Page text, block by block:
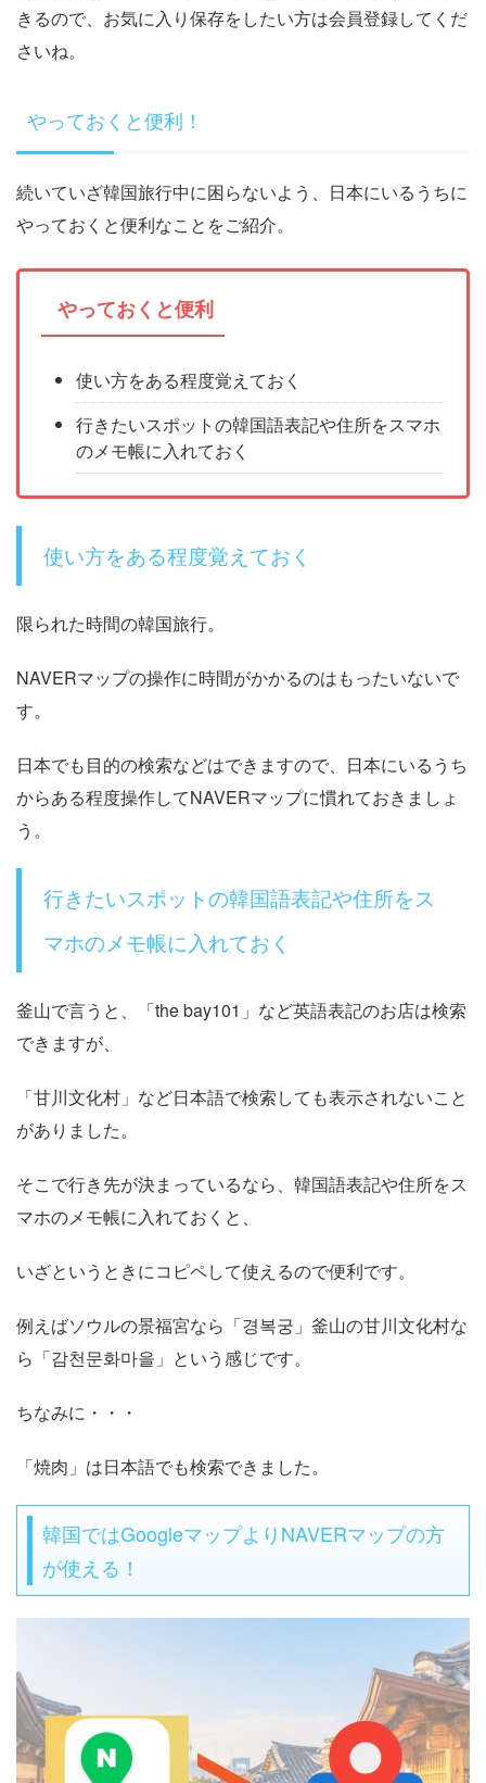
きるので、お気に入り保存をしたい方は会員登録してくだ
さいね。
やっておくと便利！
続いていざ韓国旅行中に困らないよう、日本にいるうちに
やっておくと便利なことをご紹介。
やっておくと便利
使い方をある程度覚えておく
行きたいスポットの韓国語表記や住所をスマホ
のメモ帳に入れておく
使い方をある程度覚えておく
限られた時間の韓国旅行。
NAVERマップの操作に時間がかかるのはもったいないで
す。
日本でも目的の検索などはできますので、日本にいるうち
からある程度操作してNAVERマップに慣れておきましょ
う。
行きたいスポットの韓国語表記や住所をス
マホのメモ帳に入れておく
釜山で言うと、「the bay101」など英語表記のお店は検索
できますが、
「甘川文化村」など日本語で検索しても表示されないこと
がありました。
そこで行き先が決まっているなら、韓国語表記や住所をス
マホのメモ帳に入れておくと、
いざというときにコピペして使えるので便利です。
例えばソウルの景福宮なら「경복궁」釜山の甘川文化村な
ら「감천문화마을」という感じです。
ちなみに・・・
「焼肉」は日本語でも検索できました。
韓国ではGoogleマップよりNAVERマップの方
が使える！